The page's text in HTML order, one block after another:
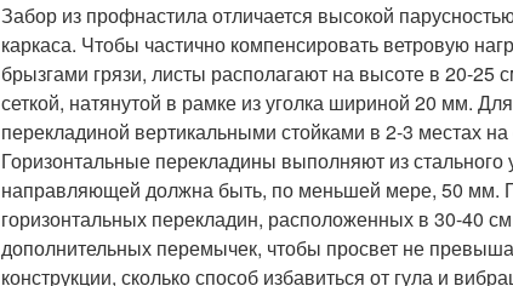
Забор из профнастила отличается высокой
каркаса. Чтобы частично компенсировать ветровую
брызгами грязи, листы располагают на высоте в 20-25
сеткой, натянутой в рамке из уголка шириной 20 мм.
перекладиной вертикальными стойками в 2-3 местах на
Горизонтальные перекладины выполняют из
направляющей должна быть, по меньшей мере, 50 мм.
горизонтальных перекладин, расположенных в 30-40
дополнительных перемычек, чтобы просвет не
конструкции, сколько способ избавиться от гула и